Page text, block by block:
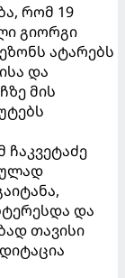
რომ 19
გიორგი
ატარებს
და
მის
ჩაკვეტაძე
და
თავისი